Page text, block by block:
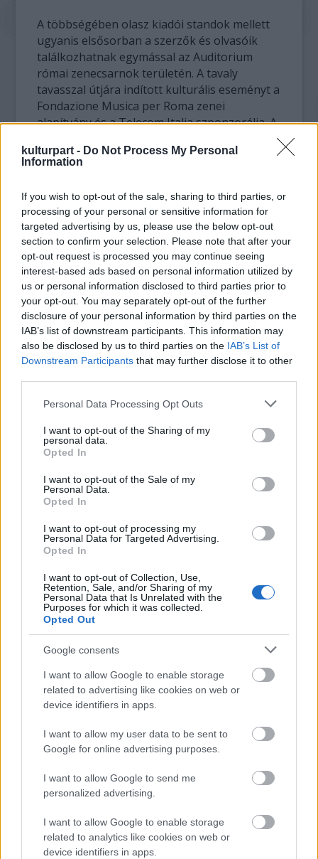
kulturpart - Do Not Process My Personal
Information
If you wish to opt-out of the sale, sharing to third parties, or
processing of your personal or sensitive information for
targeted advertising by us, please use the below opt-out
section to confirm your selection. Please note that after your
opt-out request is processed you may continue seeing
interest-based ads based on personal information utilized by
us or personal information disclosed to third parties prior to
your opt-out. You may separately opt-out of the further
disclosure of your personal information by third parties on the
IAB’s list of downstream participants. This information may
also be disclosed by us to third parties on the IAB’s List of
Downstream Participants that may further disclose it to other
Please note that this website/app uses one or more Google
not limited to your visit or usage behaviour. You may click to
grant or deny consent to Google and its third-party tags to
use your data for below specified purposes in below Google
consent section.
Personal Data Processing Opt Outs
I want to opt-out of the Sharing of my
personal data.
Opted In
I want to opt-out of the Sale of my
Personal Data.
Opted In
I want to opt-out of processing my
Personal Data for Targeted Advertising.
Opted In
I want to opt-out of Collection, Use,
Retention, Sale, and/or Sharing of my
Personal Data that Is Unrelated with the
Purposes for which it was collected.
Opted Out
Google consents
I want to allow Google to enable storage
related to advertising like cookies on web or
device identifiers in apps.
I want to allow my user data to be sent to
Google for online advertising purposes.
I want to allow Google to send me
personalized advertising.
I want to allow Google to enable storage
related to analytics like cookies on web or
device identifiers in apps.
A többségében olasz kiadói standok mellett
ugyanis elsősorban a szerzők és olvasóik
találkozhatnak egymással az Auditorium
római zenecsarnok területén. A tavaly
tavasszal útjára indított kulturális eseményt a
Fondazione Musica per Roma zenei
alapítvány és a Telecom Italia szponzorálja. A
írókkal való találkozókra két eurós
Tíz napon át a könyvek kapnak főszerepet:
hogyan írják, nyomtatják, adják el és olvassák
őket. Kiemelt figyelemben részesül a digitális
irodalom. A kerekasztal-beszélgetések
vendége többek között Zygmunt Bauman
lengyel származású szociológus lesz, aki a
Facebook-jelenségről beszél. A marokkói író
Tahar Ben Jelloun az észak-afrikai helyzetet
elemzi és Rómába várják a szerb rendező
Emir Kusturicát, valamint az izraeli írót, David
Grossmant.
Itália egysége idei évfordulójának tiszteletére
olasz irodalom alkotásaiból Andrea Camilleri
és Alessandro Baricco írók vezetésével a
Forrás: MTI
Olaszország Irodalom Könyv Szépirodalom
Világirodalom
ERDŐ VAN IDEBENN: TÓTH MARCSI AZ ÚJ
MARGÓ-DÍJAS
AZ ÁZSIAI GYÓGYÍTÓ REGÉNY AZ ÚJ SKANDINÁV